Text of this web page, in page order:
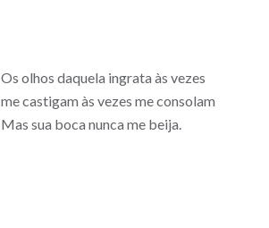
Os olhos daquela ingrata às vezes
me castigam às vezes me consolam
Mas sua boca nunca me beija.